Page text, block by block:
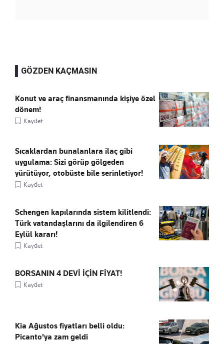
GÖZDEN KAÇMASIN
Konut ve araç finansmanında kişiye özel
dönem!
Kaydet
Sıcaklardan bunalanlara ilaç gibi
uygulama: Sizi görüp gölgeden
yürütüyor, otobüste bile serinletiyor!
Kaydet
Schengen kapılarında sistem kilitlendi:
Türk vatandaşlarını da ilgilendiren 6
Eylül kararı!
Kaydet
BORSANIN 4 DEVİ İÇİN FİYAT!
Kaydet
Kia Ağustos fiyatları belli oldu:
Picanto'ya zam geldi